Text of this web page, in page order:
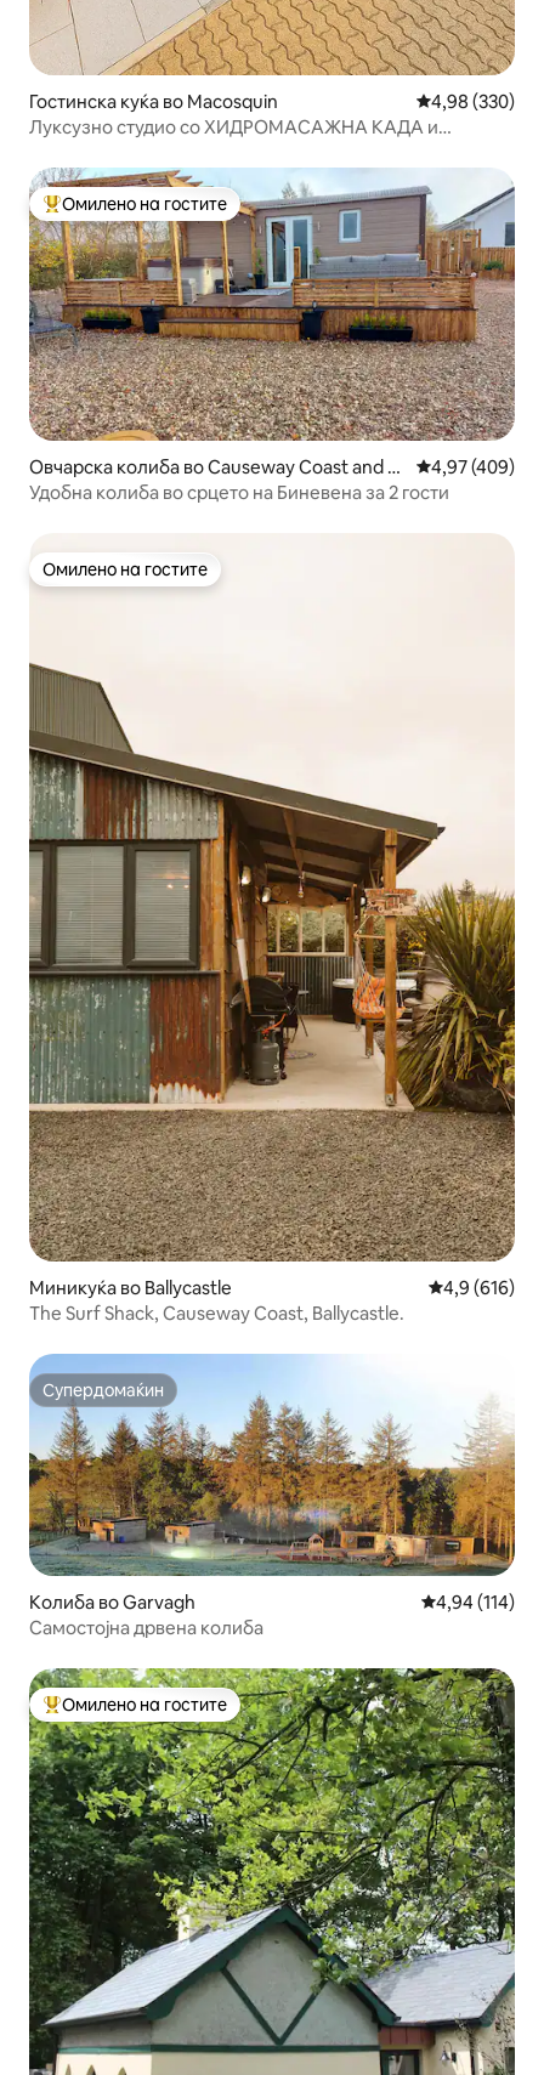
Гостинска куќа во Macosquin Просечна
4,98 (330)
Луксузно студио со ХИДРОМАСАЖНА КАДА и
Меѓу најуспешните „Омилени на гостите“
Омилено на гостите
Овчарска колиба во Causeway Coast and Gl
ens
Просечна
4,97 (409)
Удобна колиба во срцето на Биневена за 2 гости
Омилено на гостите
Омилено на гостите
Миникуќа во Ballycastle Просечна
4,9 (616)
The Surf Shack, Causeway Coast, Ballycastle.
Супердомаќин
Супердомаќин
Колиба во Garvagh Просечна
4,94 (114)
Самостојна дрвена колиба
Меѓу најуспешните „Омилени на гостите“
Омилено на гостите